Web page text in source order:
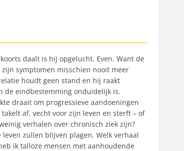
daalt is hij opgelucht. Even. Want de
symptomen misschien nooit meer
houdt geen stand en hij raakt
de eindbestemming onduidelijk is.
draait om progressieve aandoeningen
af, vecht voor zijn leven en sterft – of
verhalen over chronisch ziek zijn?
zullen blijven plagen. Welk verhaal
ik talloze mensen met aanhoudende